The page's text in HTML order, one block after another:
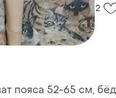
2
пояса 52-65 см,